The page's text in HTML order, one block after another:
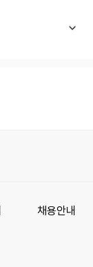
채용안내